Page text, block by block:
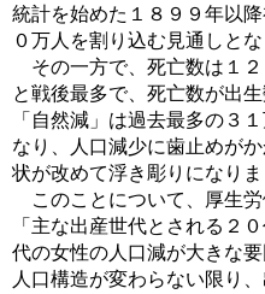
統計を始めた１８９９年以
０万人を割り込む見通しとな
その一方で、死亡数は１２
と戦後最多で、死亡数が出
「自然減」は過去最多の３
なり、人口減少に歯止めが
状が改めて浮き彫りになりま
このことについて、厚生労
「主な出産世代とされる２
代の女性の人口減が大きな要
人口構造が変わらない限り